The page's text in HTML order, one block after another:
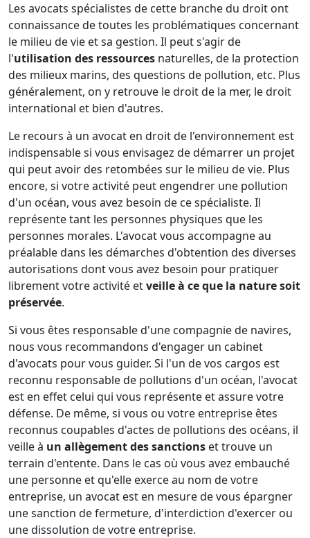
Les avocats spécialistes de cette branche du droit ont
connaissance de toutes les problématiques concernant
le milieu de vie et sa gestion. Il peut s'agir de
l'utilisation des ressources naturelles, de la protection
des milieux marins, des questions de pollution, etc. Plus
généralement, on y retrouve le droit de la mer, le droit
international et bien d'autres.
Le recours à un avocat en droit de l'environnement est
indispensable si vous envisagez de démarrer un projet
qui peut avoir des retombées sur le milieu de vie. Plus
encore, si votre activité peut engendrer une pollution
d'un océan, vous avez besoin de ce spécialiste. Il
représente tant les personnes physiques que les
personnes morales. L'avocat vous accompagne au
préalable dans les démarches d'obtention des diverses
autorisations dont vous avez besoin pour pratiquer
librement votre activité etveille à ce que la nature soit
préservée.
Si vous êtes responsable d'une compagnie de navires,
nous vous recommandons d'engager un cabinet
d'avocats pour vous guider. Si l'un de vos cargos est
reconnu responsable de pollutions d'un océan, l'avocat
est en effet celui qui vous représente et assure votre
défense. De même, si vous ou votre entreprise êtes
reconnus coupables d'actes de pollutions des océans, il
veille à un allègement des sanctions et trouve un
terrain d'entente. Dans le cas où vous avez embauché
une personne et qu'elle exerce au nom de votre
entreprise, un avocat est en mesure de vous épargner
une sanction de fermeture, d'interdiction d'exercer ou
une dissolution de votre entreprise.